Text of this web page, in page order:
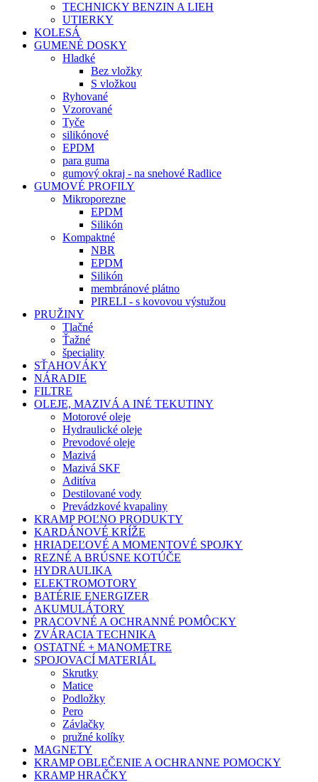
TECHNICKY BENZIN A LIEH
UTIERKY
KOLESÁ
GUMENÉ DOSKY
Hladké
Bez vložky
S vložkou
Ryhované
Vzorované
Tyče
silikónové
EPDM
para guma
gumový okraj - na snehové Radlice
GUMOVÉ PROFILY
Mikroporezne
EPDM
Silikón
Kompaktné
NBR
EPDM
Silikón
membránové plátno
PIRELI - s kovovou výstužou
PRUŽINY
Tlačné
Ťažné
špeciality
SŤAHOVÁKY
NÁRADIE
FILTRE
OLEJE, MAZIVÁ A INÉ TEKUTINY
Motorové oleje
Hydraulické oleje
Prevodové oleje
Mazivá
Mazivá SKF
Aditíva
Destilované vody
Prevádzkové kvapaliny
KRAMP POĽNO PRODUKTY
KARDÁNOVÉ KRÍŽE
HRIADEĽOVÉ A MOMENTOVÉ SPOJKY
REZNÉ A BRÚSNE KOTÚČE
HYDRAULIKA
ELEKTROMOTORY
BATÉRIE ENERGIZER
AKUMULÁTORY
PRACOVNÉ A OCHRANNÉ POMÔCKY
ZVÁRACIA TECHNIKA
OSTATNÉ + MANOMETRE
SPOJOVACÍ MATERIÁL
Skrutky
Matice
Podložky
Pero
Závlačky
pružné kolíky
MAGNETY
KRAMP OBLEČENIE A OCHRANNE POMOCKY
KRAMP HRAČKY